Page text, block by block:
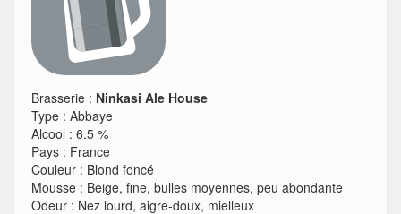
Brasserie : Ninkasi Ale House
Type : Abbaye
Alcool : 6.5 %
Pays : France
Couleur : Blond foncé
Mousse : Beige, fine, bulles moyennes, peu abondante
Odeur : Nez lourd, aigre-doux, mielleux